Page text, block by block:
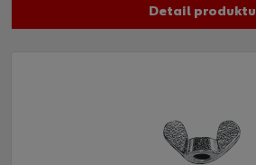
Detail produktu